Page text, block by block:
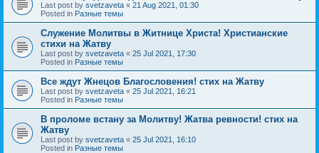
Last post by svetzaveta « 21 Aug 2021, 01:30
Posted in Разные темы
Служение Молитвы в Житнице Христа! Христианские
стихи на Жатву
Last post by svetzaveta « 25 Jul 2021, 17:30
Posted in Разные темы
Все ждут Жнецов Благословения! стих на Жатву
Last post by svetzaveta « 25 Jul 2021, 16:21
Posted in Разные темы
В проломе встану за Молитву! Жатва ревности! стих на
Жатву
Last post by svetzaveta « 25 Jul 2021, 16:10
Posted in Разные темы